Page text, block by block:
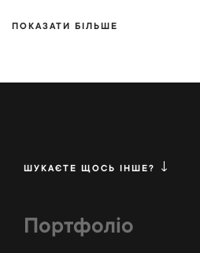
ПОКАЗАТИ БІЛЬШЕ
ШУКАЄТЕ ЩОСЬ ІНШЕ?
Портфоліо